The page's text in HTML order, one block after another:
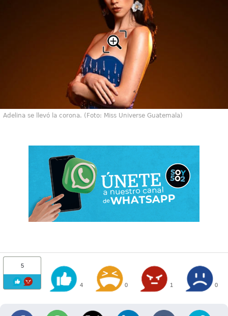
Adelina se llevó la corona. (Foto: Miss Universe Guatemala)
5
4 0 1 0